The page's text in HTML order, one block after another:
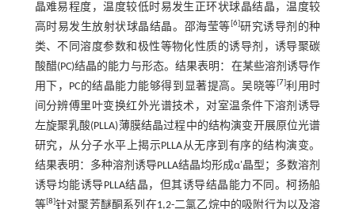
晶难易程度，温度较低时易发生正环状球晶结晶，温度较
高时易发生放射状球晶结晶。邵海莹等[6]研究诱导剂的种
类、不同溶度参数和极性等物化性质的诱导剂，诱导聚碳
酸醋(PC)结晶的能力与形态。结果表明：在某些溶剂诱导作
用下，PC的结晶能力能够得到显著提高。吴晓等[7]利用时
间分辨傅里叶变换红外光谱技术，对室温条件下溶剂诱导
左旋聚乳酸(PLLA)薄膜结晶过程中的结构演变开展原位光谱
研究，从分子水平上揭示PLLA从无序到有序的结构演变。
结果表明：多种溶剂诱导PLLA结晶均形成α'晶型；多数溶剂
诱导均能诱导PLLA结晶，但其诱导结晶能力不同。柯扬船
等[8]针对聚芳醚酮系列在1,2-二氯乙烷中的吸附行为以及溶